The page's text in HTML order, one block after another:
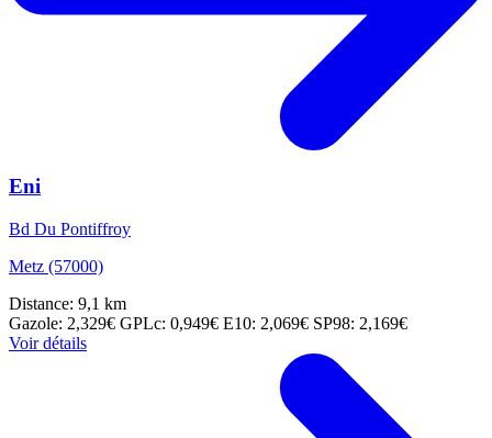
Eni
Bd Du Pontiffroy
Metz (57000)
Distance: 9,1 km
Gazole: 2,329€ GPLc: 0,949€ E10: 2,069€ SP98: 2,169€
Voir détails